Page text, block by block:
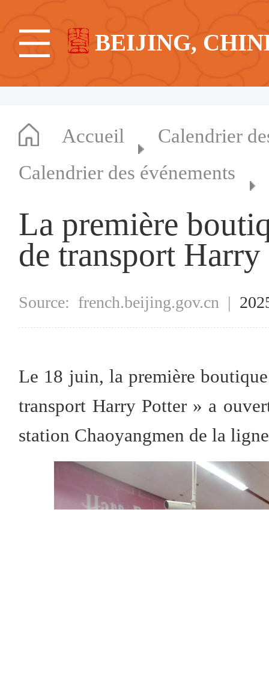
BEIJING,
Accueil
Calendrier
Calendrier des événements
La première
de transport
Source: french.beijing.gov.cn |
Le 18 juin, la première
transport Harry Potter » a
station Chaoyangmen de la